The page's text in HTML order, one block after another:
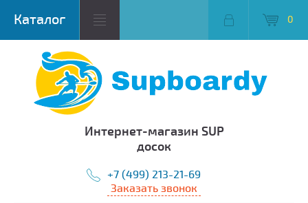
0
Интернет-магазин SUP
досок
+7 (499) 213-21-69
Заказать звонок